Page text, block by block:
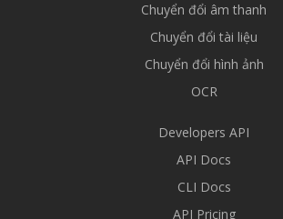
Chuyển đổi âm thanh
Chuyển đổi tài liệu
Chuyển đổi hình ảnh
OCR
Developers API
API Docs
CLI Docs
API Pricing